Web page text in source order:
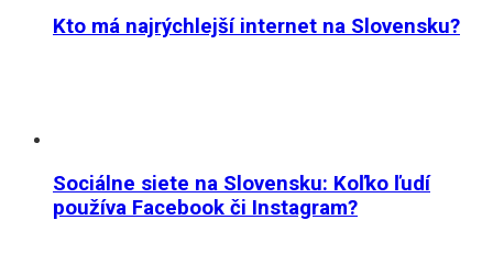
Kto má najrýchlejší internet na Slovensku?
Sociálne siete na Slovensku: Koľko ľudí
používa Facebook či Instagram?